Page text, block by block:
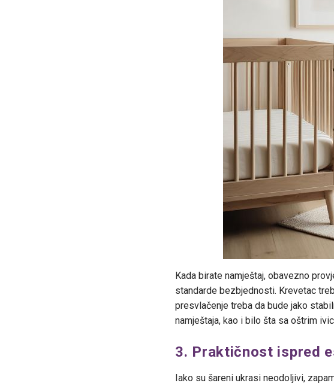
Kada birate namještaj, obavezno
standarde bezbjednosti. Krevetac
presvlačenje treba da bude jako
namještaja, kao i bilo šta sa oštrim
3. Praktičnost ispred
Iako su šareni ukrasi neodoljivi,